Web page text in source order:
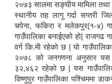
२०७३ सालमा सङ्घीय मामिला
स्थानीय तह लागु गर्दा सप्तरी
चपेना, फकिरा र मलेकपुर(१-४)
गाउँपालिका बनाईएको हो|
वर्ग कि.मी रहेको छ | यो
२०७८ को जनगणना अनुसार यस
३२,४६२ रहेको छ | यस
विष्णुपुर गाउँपालिका पश्चिममा